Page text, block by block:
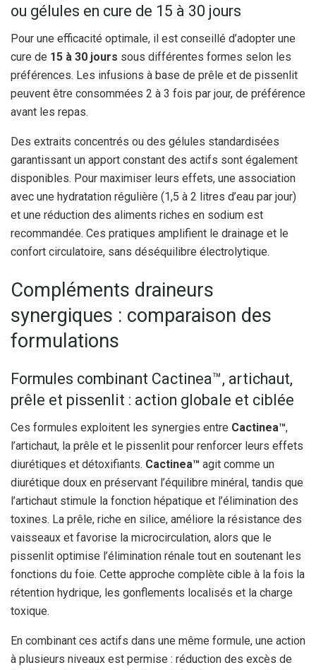
ou gélules en cure de 15 à 30 jours
Pour une efficacité optimale, il est conseillé d’adopter une
cure de 15 à 30 jours sous différentes formes selon les
préférences. Les infusions à base de prêle et de pissenlit
peuvent être consommées 2 à 3 fois par jour, de préférence
avant les repas.
Des extraits concentrés ou des gélules standardisées
garantissant un apport constant des actifs sont également
disponibles. Pour maximiser leurs effets, une association
avec une hydratation régulière (1,5 à 2 litres d’eau par jour)
et une réduction des aliments riches en sodium est
recommandée. Ces pratiques amplifient le drainage et le
confort circulatoire, sans déséquilibre électrolytique.
Compléments draineurs
synergiques : comparaison des
formulations
Formules combinant Cactinea™, artichaut,
prêle et pissenlit : action globale et ciblée
Ces formules exploitent les synergies entre Cactinea™,
l’artichaut, la prêle et le pissenlit pour renforcer leurs effets
diurétiques et détoxifiants. Cactinea™ agit comme un
diurétique doux en préservant l’équilibre minéral, tandis que
l’artichaut stimule la fonction hépatique et l’élimination des
toxines. La prêle, riche en silice, améliore la résistance des
vaisseaux et favorise la microcirculation, alors que le
pissenlit optimise l’élimination rénale tout en soutenant les
fonctions du foie. Cette approche complète cible à la fois la
rétention hydrique, les gonflements localisés et la charge
toxique.
En combinant ces actifs dans une même formule, une action
à plusieurs niveaux est permise : réduction des excès de